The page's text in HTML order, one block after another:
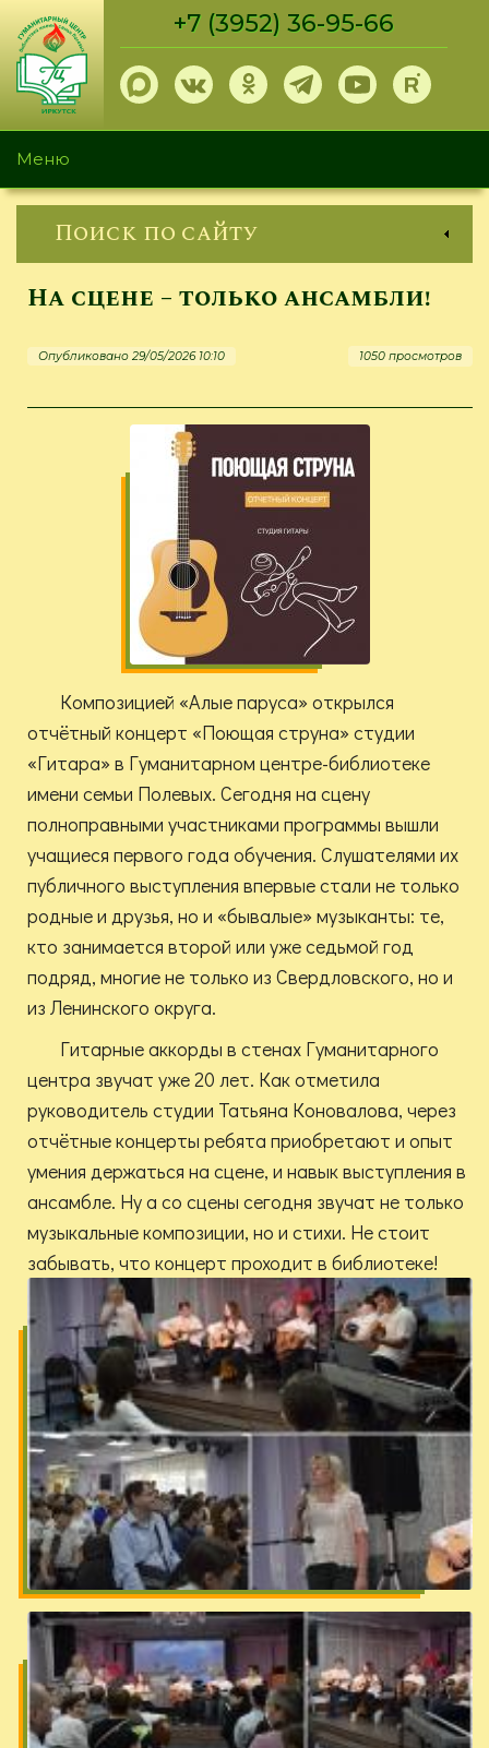
Перейти
основному
содержанию
+7 (3952) 36-95-66
Меню
Поиск по сайту
На сцене – только ансамбли!
Опубликовано 29/05/2026 10:10 1050 просмотров
Композицией «Алые паруса» открылся
отчётный концерт «Поющая струна» студии
«Гитара» в Гуманитарном центре-библиотеке
имени семьи Полевых. Сегодня на сцену
полноправными участниками программы вышли
учащиеся первого года обучения. Слушателями их
публичного выступления впервые стали не только
родные и друзья, но и «бывалые» музыканты: те,
кто занимается второй или уже седьмой год
подряд, многие не только из Свердловского, но и
из Ленинского округа.
Гитарные аккорды в стенах Гуманитарного
центра звучат уже 20 лет. Как отметила
руководитель студии Татьяна Коновалова, через
отчётные концерты ребята приобретают и опыт
умения держаться на сцене, и навык выступления в
ансамбле. Ну а со сцены сегодня звучат не только
музыкальные композиции, но и стихи. Не стоит
забывать, что концерт проходит в библиотеке!